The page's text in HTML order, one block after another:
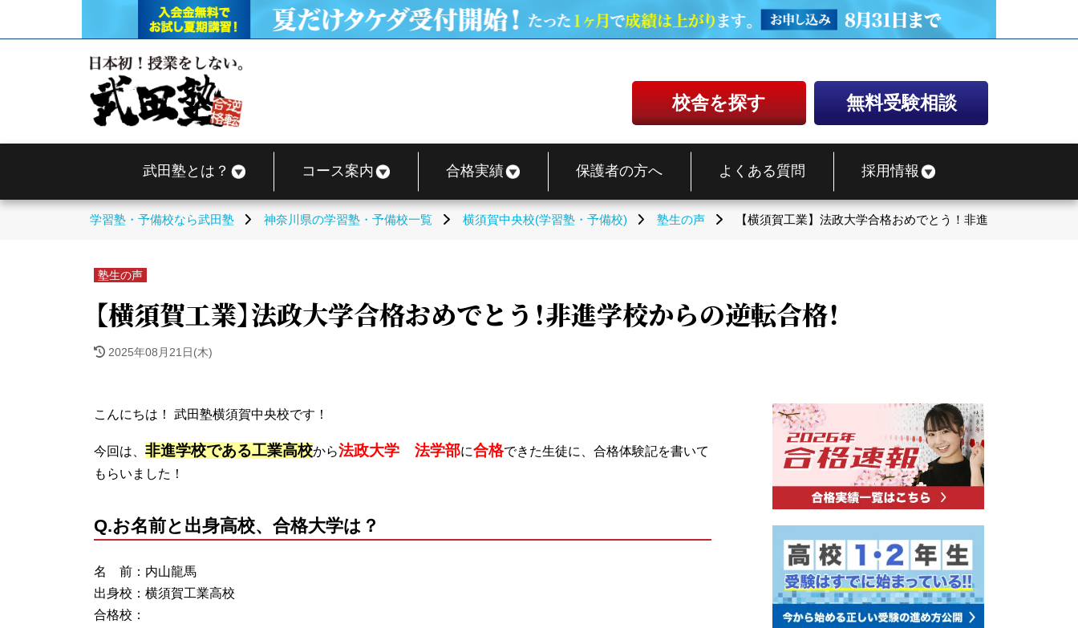
校舎を探す 無料受験相談
武田塾とは？ コース案内 合格実績 保護者の方へ よくある質問 採用情報
学習塾・予備校なら武田塾 神奈川県の学習塾・予備校一覧 横須賀中央校(学習塾・予備校) 塾生の声 【横須賀工業】法政大学合格おめでとう！非進学校からの逆転
塾生の声
【横須賀工業】法政大学合格おめでとう！非進学校からの逆転合格！
2025年08月21日(木)
こんにちは！ 武田塾横須賀中央校です！
今回は、 非進学校である工業高校から法政大学 法学部に合格できた生徒に、合格体験記を書いて
もらいました！
Q.お名前と出身高校、合格大学は？
名 前：内山龍馬
出身校：横須賀工業高校
合格校：